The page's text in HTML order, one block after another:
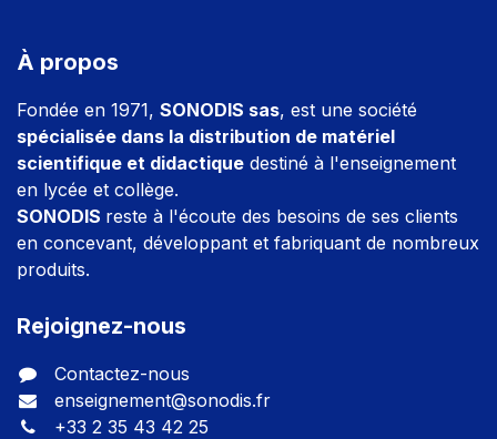
À propos
Fondée en 1971, SONODIS sas, est une société
spécialisée dans la distribution de matériel
scientifique et didactique destiné à l'enseignement
en lycée et collège.
SONODIS reste à l'écoute des besoins de ses clients
en concevant, développant et fabriquant de nombreux
produits.
Rejoignez-nous
Contactez-nous
enseignement@sonodis.fr
+33 2 35 43 42 25